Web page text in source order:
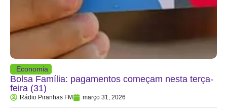
Economia
Bolsa Família: pagamentos começam nesta terça-
feira (31)
Rádio Piranhas FM março 31, 2026